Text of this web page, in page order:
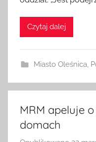
oddział. „Jest
Czytaj dalej
Miasto Oleśnica,
MRM apeluje
domach